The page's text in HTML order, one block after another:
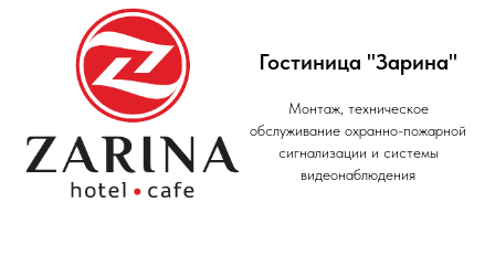
Гостиница "Зарина"
Монтаж, техническое
обслуживание охранно-пожарной
сигнализации и системы
видеонаблюдения